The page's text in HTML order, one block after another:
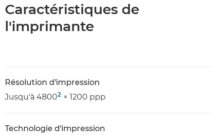
Caractéristiques de
l'imprimante
Résolution d'impression
Jusqu'à 48002 × 1200 ppp
Technologie d'impression